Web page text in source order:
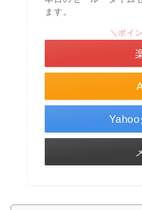
ます。
＼ポイ